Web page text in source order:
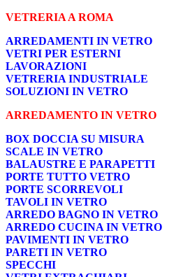
VETRERIA A ROMA
ARREDAMENTI IN VETRO
VETRI PER ESTERNI
LAVORAZIONI
VETRERIA INDUSTRIALE
SOLUZIONI IN VETRO
ARREDAMENTO IN VETRO
BOX DOCCIA SU MISURA
SCALE IN VETRO
BALAUSTRE E PARAPETTI
PORTE TUTTO VETRO
PORTE SCORREVOLI
TAVOLI IN VETRO
ARREDO BAGNO IN VETRO
ARREDO CUCINA IN VETRO
PAVIMENTI IN VETRO
PARETI IN VETRO
SPECCHI